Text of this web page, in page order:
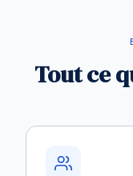
Tout ce